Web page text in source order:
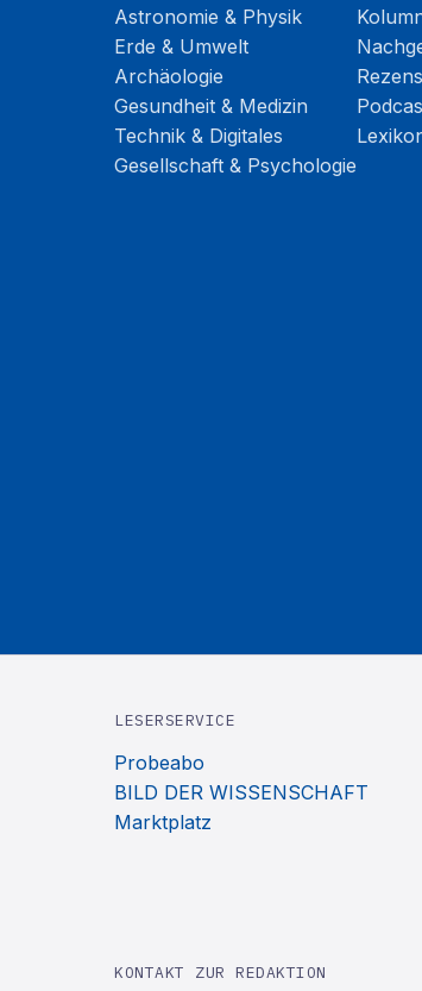
Astronomie & Physik
Erde & Umwelt
Archäologie
Gesundheit & Medizin
Technik & Digitales
Gesellschaft & Psychologie
LESERSERVICE
Probeabo
BILD DER WISSENSCHAFT
Marktplatz
KONTAKT ZUR REDAKTION